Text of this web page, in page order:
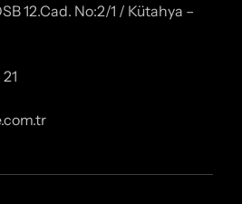
12.Cad. No:2/1 / Kütahya –